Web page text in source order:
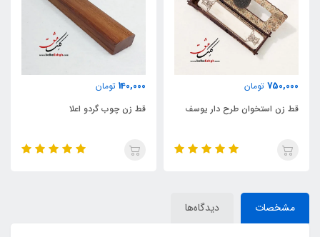
140,000
قط زن چوب گردو اعلا
350,000
قط زن قارچی چوب عناب
مشخصات دیدگاه‌ها